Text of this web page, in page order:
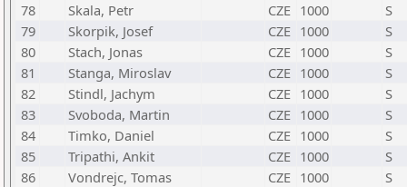
78
Skala, Petr CZE 1000
S
79
Skorpik, Josef CZE 1000
S
80
Stach, Jonas CZE 1000
S
81
Stanga, Miroslav CZE 1000
S
82
Stindl, Jachym CZE 1000
S
83
Svoboda, Martin CZE 1000
S
84
Timko, Daniel CZE 1000
S
85
Tripathi, Ankit CZE 1000
S
86
Vondrejc, Tomas CZE 1000
S